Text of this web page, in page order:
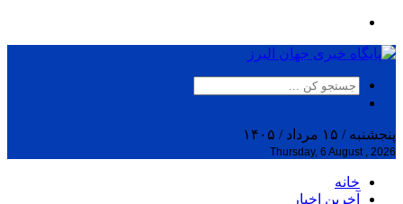
پنجشنبه / ۱۵ مرداد / ۱۴۰۵
Thursday, 6 August , 2026
خانه
آخرین اخبار